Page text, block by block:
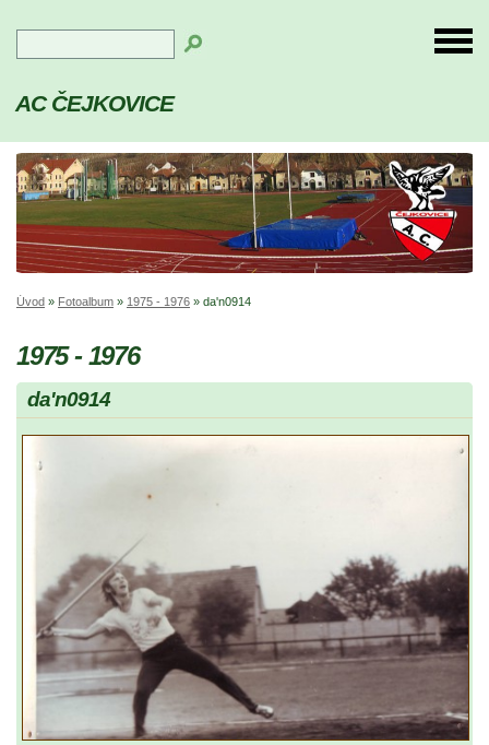
AC ČEJKOVICE
Úvod » Fotoalbum » 1975 - 1976 » da'n0914
1975 - 1976
da'n0914